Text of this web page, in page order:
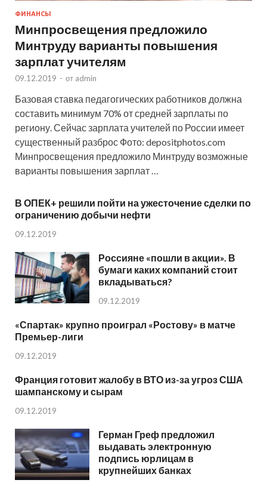
ФИНАНСЫ
Минпросвещения предложило
Минтруду варианты повышения
зарплат учителям
09.12.2019 - от admin
Базовая ставка педагогических работников должна
составить минимум 70% от средней зарплаты по
региону. Сейчас зарплата учителей по России имеет
существенный разброс Фото: depositphotos.com
Минпросвещения предложило Минтруду возможные
варианты повышения зарплат …
В ОПЕК+ решили пойти на ужесточение сделки по
ограничению добычи нефти
09.12.2019
Россияне «пошли в акции». В
бумаги каких компаний стоит
вкладываться?
09.12.2019
«Спартак» крупно проиграл «Ростову» в матче
Премьер-лиги
09.12.2019
Франция готовит жалобу в ВТО из-за угроз США
шампанскому и сырам
09.12.2019
Герман Греф предложил
выдавать электронную
подпись юрлицам в
крупнейших банках